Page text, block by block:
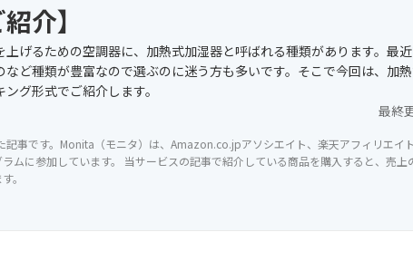
介】
上げるための空調器に、加熱式加湿器と呼ばれる種類があります。最
など種類が豊富なので選ぶのに迷う方も多いです。そこで今回は、加
グ形式でご紹介します。
最終
記事です。Monita（モニタ）は、Amazon.co.jpアソシエイト、楽天アフィリエイ
ムに参加しています。 当サービスの記事で紹介している商品を購入すると、売
。